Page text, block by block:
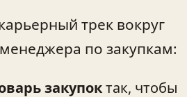
трек вокруг
по закупкам:
закупоктак, чтобы